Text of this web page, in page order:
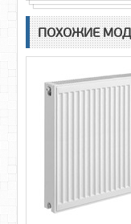
ПОХОЖИЕ